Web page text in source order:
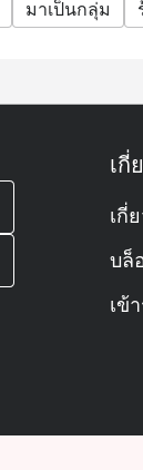
มาเป็นกลุ่ม
เกี่
เกี่
บล็
เข้